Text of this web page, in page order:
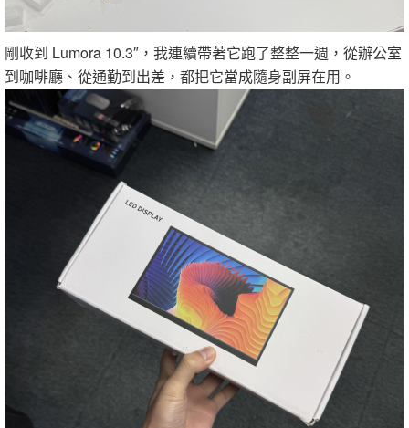
剛收到 Lumora 10.3″，我連續帶著它跑了整整一週，從辦公室
到咖啡廳、從通勤到出差，都把它當成隨身副屏在用。